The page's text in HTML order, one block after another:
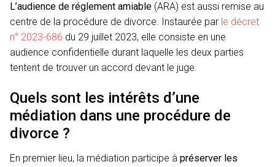
L’audience de réglement amiable (ARA) est aussi remise au
centre de la procédure de divorce. Instaurée par le décret
n° 2023-686 du 29 juillet 2023, elle consiste en une
audience confidentielle durant laquelle les deux parties
tentent de trouver un accord devant le juge.
Quels sont les intérêts d’une
médiation dans une procédure de
divorce ?
En premier lieu, la médiation participe à préserver les